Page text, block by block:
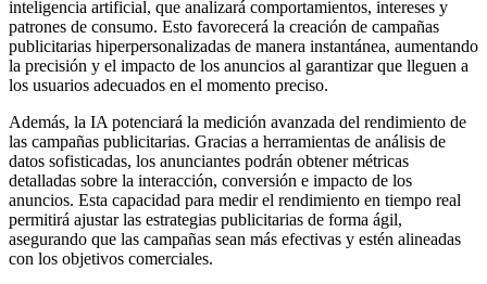
inteligencia artificial, que analizará comportamientos, intereses y
patrones de consumo. Esto favorecerá la creación de campañas
publicitarias hiperpersonalizadas de manera instantánea, aumentando
la precisión y el impacto de los anuncios al garantizar que lleguen a
los usuarios adecuados en el momento preciso.
Además, la IA potenciará la medición avanzada del rendimiento de
las campañas publicitarias. Gracias a herramientas de análisis de
datos sofisticadas, los anunciantes podrán obtener métricas
detalladas sobre la interacción, conversión e impacto de los
anuncios. Esta capacidad para medir el rendimiento en tiempo real
permitirá ajustar las estrategias publicitarias de forma ágil,
asegurando que las campañas sean más efectivas y estén alineadas
con los objetivos comerciales.